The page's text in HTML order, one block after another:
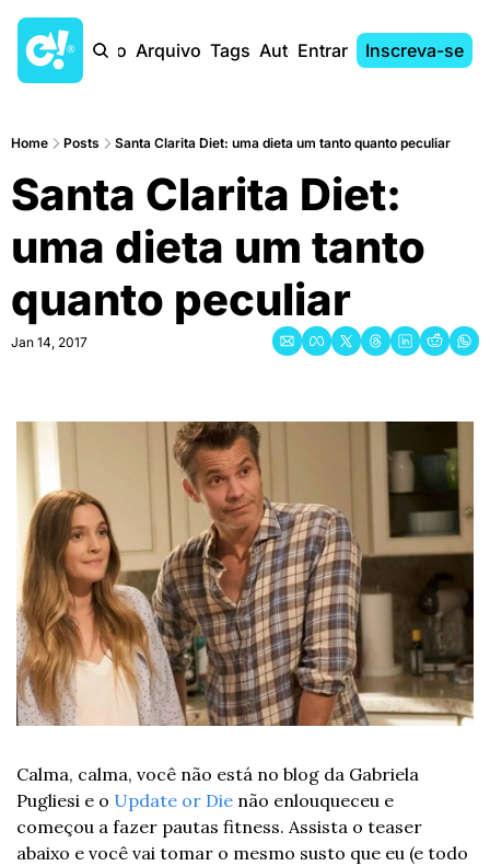
Início Arquivo Tags AutoresEntrar Inscreva-se
Home Posts Santa Clarita Diet: uma dieta um tanto quanto peculiar
Santa Clarita Diet:
uma dieta um tanto
quanto peculiar
Jan 14, 2017
Calma, calma, você não está no blog da Gabriela
Pugliesi e o Update or Die não enlouqueceu e
começou a fazer pautas fitness. Assista o teaser
abaixo e você vai tomar o mesmo susto que eu (e todo